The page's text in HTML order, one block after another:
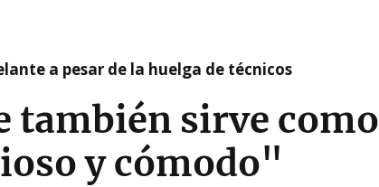
a pesar de la huelga de técnicos
también sirve como
y cómodo"